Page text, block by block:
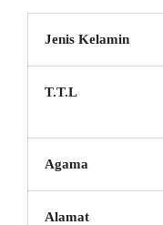
Jenis Kelamin
T.T.L
Agama
Alamat